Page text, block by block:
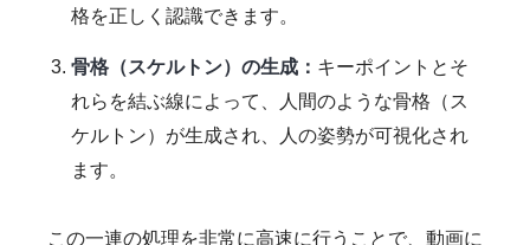
格を正しく認識できます。
骨格（スケルトン）の生成： キーポイントとそ
れらを結ぶ線によって、人間のような骨格（ス
ケルトン）が生成され、人の姿勢が可視化され
ます。
この一連の処理を非常に高速に行うことで、動画に